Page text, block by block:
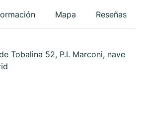
Mapa Reseñas
Tobalina 52, P.I. Marconi, nave